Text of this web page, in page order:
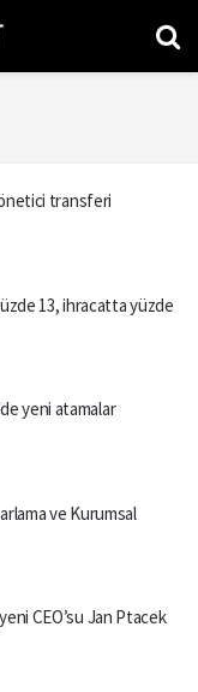
transferi
13, ihracatta yüzde
yeni atamalar
ve Kurumsal
CEO’su Jan Ptacek